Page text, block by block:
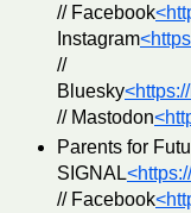
// Facebook
Instagram
//
Bluesky
// Mastodon
Parents for
SIGNAL
// Facebook